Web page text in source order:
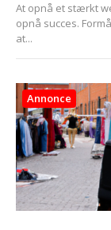
At opnå et stærkt
opnå succes.
at...
Annonce